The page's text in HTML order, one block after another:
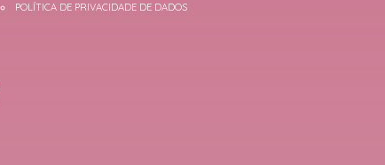
POLÍTICA DE PRIVACIDADE DE DADOS